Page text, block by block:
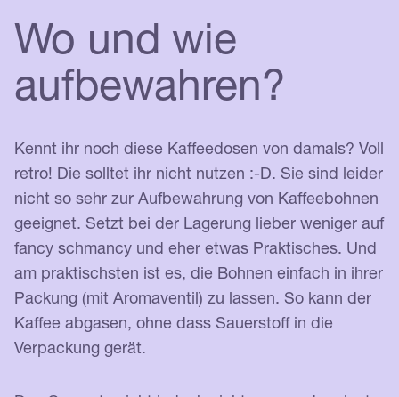
Wo und wie
aufbewahren?
Kennt ihr noch diese Kaffeedosen von damals? Voll
retro! Die solltet ihr nicht nutzen :-D. Sie sind leider
nicht so sehr zur Aufbewahrung von Kaffeebohnen
geeignet. Setzt bei der Lagerung lieber weniger auf
fancy schmancy und eher etwas Praktisches. Und
am praktischsten ist es, die Bohnen einfach in ihrer
Packung (mit Aromaventil) zu lassen. So kann der
Kaffee abgasen, ohne dass Sauerstoff in die
Verpackung gerät.